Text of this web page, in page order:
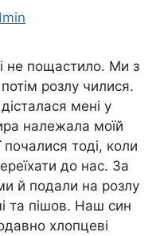
не пощастило. Ми з
розлу чилися.
мені у
належала моїй
почалися тоді, коли
до нас. За
ми й подали на розлу
та пішов. Наш син
хлопцеві